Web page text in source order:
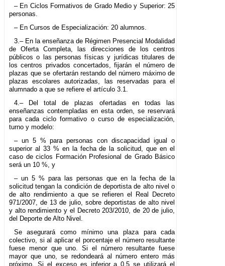
– En Ciclos Formativos de Grado Medio y Superior: 25
personas.
– En Cursos de Especialización: 20 alumnos.
3.– En la enseñanza de Régimen Presencial Modalidad
de Oferta Completa, las direcciones de los centros
públicos o las personas físicas y jurídicas titulares de
los centros privados concertados, fijarán el número de
plazas que se ofertarán restando del número máximo de
plazas escolares autorizadas, las reservadas para el
alumnado a que se refiere el artículo 3.1.
4.– Del total de plazas ofertadas en todas las
enseñanzas contempladas en esta orden, se reservará
para cada ciclo formativo o curso de especialización,
turno y modelo:
– un 5 % para personas con discapacidad igual o
superior al 33 % en la fecha de la solicitud, que en el
caso de ciclos Formación Profesional de Grado Básico
será un 10 %, y
– un 5 % para las personas que en la fecha de la
solicitud tengan la condición de deportista de alto nivel o
de alto rendimiento a que se refieren el Real Decreto
971/2007, de 13 de julio, sobre deportistas de alto nivel
y alto rendimiento y el Decreto 203/2010, de 20 de julio,
del Deporte de Alto Nivel.
Se asegurará como mínimo una plaza para cada
colectivo, si al aplicar el porcentaje el número resultante
fuese menor que uno. Si el número resultante fuese
mayor que uno, se redondeará al número entero más
próximo. Si el exceso es inferior a 0,5 se utilizará el